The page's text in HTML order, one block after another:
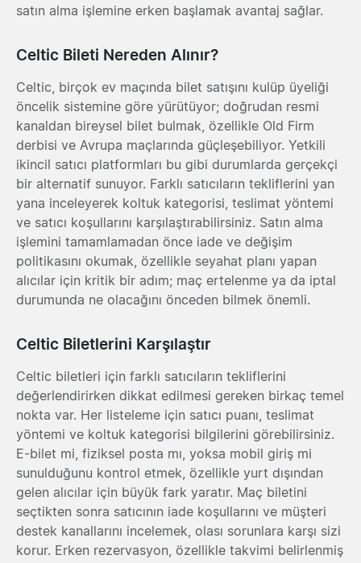
satın alma işlemine erken başlamak avantaj sağlar.
Celtic Bileti Nereden Alınır?
Celtic, birçok ev maçında bilet satışını kulüp üyeliği
öncelik sistemine göre yürütüyor; doğrudan resmi
kanaldan bireysel bilet bulmak, özellikle Old Firm
derbisi ve Avrupa maçlarında güçleşebiliyor. Yetkili
ikincil satıcı platformları bu gibi durumlarda gerçekçi
bir alternatif sunuyor. Farklı satıcıların tekliflerini yan
yana inceleyerek koltuk kategorisi, teslimat yöntemi
ve satıcı koşullarını karşılaştırabilirsiniz. Satın alma
işlemini tamamlamadan önce iade ve değişim
politikasını okumak, özellikle seyahat planı yapan
alıcılar için kritik bir adım; maç ertelenme ya da iptal
durumunda ne olacağını önceden bilmek önemli.
Celtic Biletlerini Karşılaştır
Celtic biletleri için farklı satıcıların tekliflerini
değerlendirirken dikkat edilmesi gereken birkaç temel
nokta var. Her listeleme için satıcı puanı, teslimat
yöntemi ve koltuk kategorisi bilgilerini görebilirsiniz.
E-bilet mi, fiziksel posta mı, yoksa mobil giriş mi
sunulduğunu kontrol etmek, özellikle yurt dışından
gelen alıcılar için büyük fark yaratır. Maç biletini
seçtikten sonra satıcının iade koşullarını ve müşteri
destek kanallarını incelemek, olası sorunlara karşı sizi
korur. Erken rezervasyon, özellikle takvimi belirlenmiş